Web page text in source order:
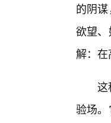
的阴
欲望
解：
这
验场